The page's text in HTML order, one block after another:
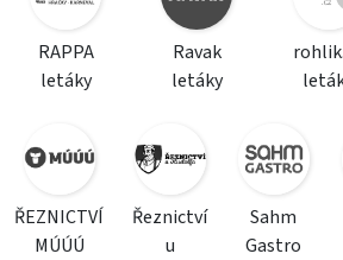
RAPPA
letáky
Ravak
letáky
ŘEZNICTVÍ
MÚÚÚ
Řeznictví
u
Sahm
Gastro